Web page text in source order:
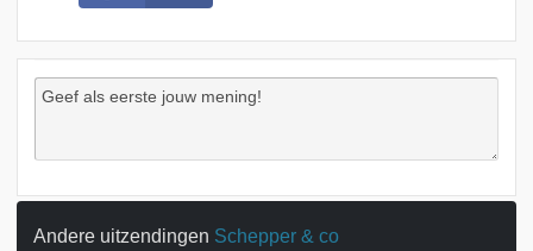
Andere uitzendingen Schepper & co